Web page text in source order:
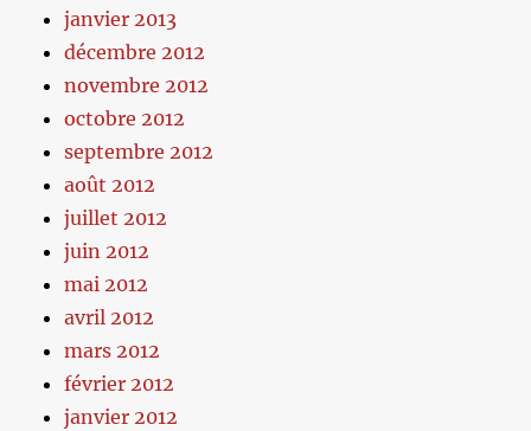
janvier 2013
décembre 2012
novembre 2012
octobre 2012
septembre 2012
août 2012
juillet 2012
juin 2012
mai 2012
avril 2012
mars 2012
février 2012
janvier 2012